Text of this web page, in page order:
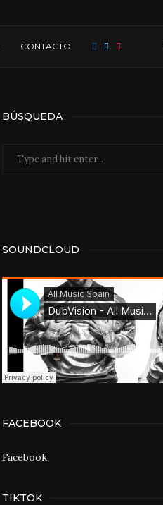
CONTACTO
BÚSQUEDA
SOUNDCLOUD
FACEBOOK
Facebook
TIKTOK